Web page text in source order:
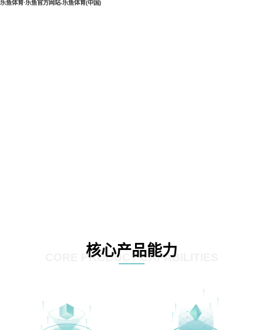
乐鱼体育·乐鱼官方网站-乐鱼体育(中国)
核心产品能力
CORE PRODUCT CAPABILITIES